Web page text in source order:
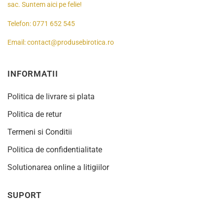
sac. Suntem aici pe felie!
Telefon:0771 652 545
Email:contact@produsebirotica.ro
INFORMATII
Politica de livrare si plata
Politica de retur
Termeni si Conditii
Politica de confidentialitate
Solutionarea online a litigiilor
SUPORT